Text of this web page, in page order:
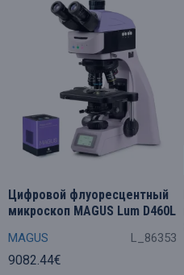
MAGUS L_86353
Цифровой флуоресцентный
микроскоп MAGUS Lum D460L
9082.44€